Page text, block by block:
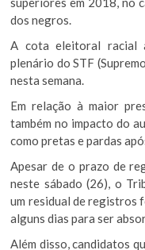
dos negros.
A cota eleitoral racial
plenário do STF
nesta semana.
Em relação à maior
também no impacto do
como pretas e pardas
Apesar de o prazo de
neste sábado (26), o
um residual de registros
alguns dias para ser
Além disso, candidatos